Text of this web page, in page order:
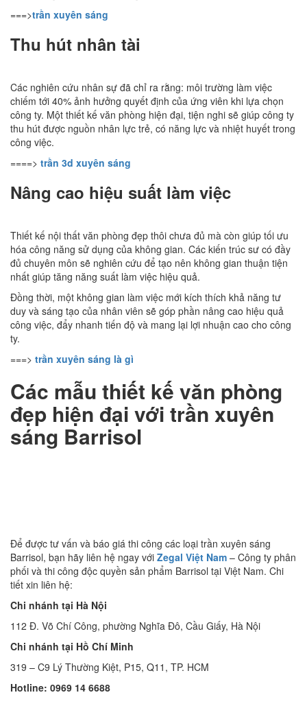
===>trần xuyên sáng
Thu hút nhân tài
Các nghiên cứu nhân sự đã chỉ ra rằng: môi trường làm việc
chiếm tới 40% ảnh hưởng quyết định của ứng viên khi lựa chọn
công ty. Một thiết kế văn phòng hiện đại, tiện nghi sẽ giúp công ty
thu hút được nguồn nhân lực trẻ, có năng lực và nhiệt huyết trong
công việc.
====> trần 3d xuyên sáng
Nâng cao hiệu suất làm việc
Thiết kế nội thất văn phòng đẹp thôi chưa đủ mà còn giúp tối ưu
hóa công năng sử dụng của không gian. Các kiến trúc sư có đầy
đủ chuyên môn sẽ nghiên cứu để tạo nên không gian thuận tiện
nhất giúp tăng năng suất làm việc hiệu quả.
Đồng thời, một không gian làm việc mới kích thích khả năng tư
duy và sáng tạo của nhân viên sẽ góp phần nâng cao hiệu quả
công việc, đẩy nhanh tiến độ và mang lại lợi nhuận cao cho công
ty.
===> trần xuyên sáng là gì
Các mẫu thiết kế văn phòng
đẹp hiện đại với trần xuyên
sáng Barrisol
Để được tư vấn và báo giá thi công các loại trần xuyên sáng
Barrisol, bạn hãy liên hệ ngay với Zegal Việt Nam – Công ty phân
phối và thi công độc quyền sản phẩm Barrisol tại Việt Nam. Chi
tiết xin liên hệ:
Chi nhánh tại Hà Nội
112 Đ. Võ Chí Công, phường Nghĩa Đô, Cầu Giấy, Hà Nội
Chi nhánh tại Hồ Chí Minh
319 – C9 Lý Thường Kiệt, P15, Q11, TP. HCM
Hotline: 0969 14 6688